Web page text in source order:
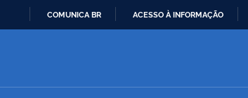
CONTEÚDO
COMUNICA BR ACESSO À INFORMAÇÃO